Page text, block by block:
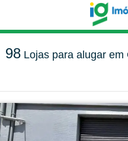
98Lojas para alugar em